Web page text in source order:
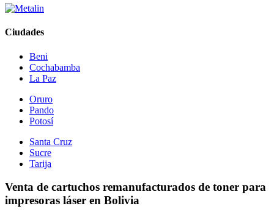
Ciudades
Beni
Cochabamba
La Paz
Oruro
Pando
Potosí
Santa Cruz
Sucre
Tarija
Venta de cartuchos remanufacturados de toner para
impresoras láser en Bolivia